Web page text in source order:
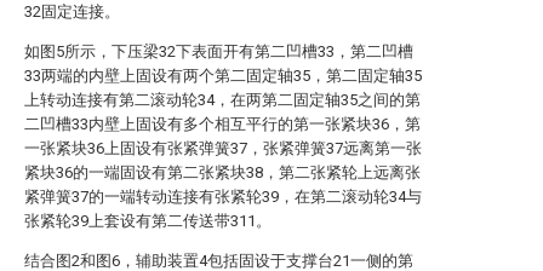
32固定连接。
如图5所示，下压梁32下表面开有第二凹槽33，第二凹槽
33两端的内壁上固设有两个第二固定轴35，第二固定轴35
上转动连接有第二滚动轮34，在两第二固定轴35之间的第
二凹槽33内壁上固设有多个相互平行的第一张紧块36，第
一张紧块36上固设有张紧弹簧37，张紧弹簧37远离第一张
紧块36的一端固设有第二张紧块38，第二张紧轮上远离张
紧弹簧37的一端转动连接有张紧轮39，在第二滚动轮34与
张紧轮39上套设有第二传送带311。
结合图2和图6，辅助装置4包括固设于支撑台21一侧的第